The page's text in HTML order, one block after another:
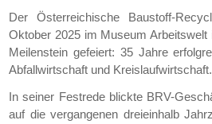
Der Österreichische Baustoff-
Oktober 2025 im Museum Arbeitswelt
Meilenstein gefeiert: 35 Jahre
Abfallwirtschaft und Kreislaufwirtschaft.
In seiner Festrede blickte BRV-
auf die vergangenen dreieinhalb